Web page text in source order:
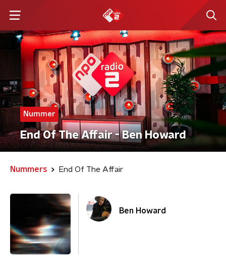
Nummer
End Of The Affair - Ben Howard
Nummers End Of The Affair
Ben Howard